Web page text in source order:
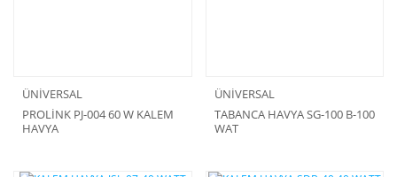
ÜNİVERSAL
PROLİNK PJ-004 60 W KALEM
HAVYA
ÜNİVERSAL
TABANCA HAVYA SG-100 B-100
WAT